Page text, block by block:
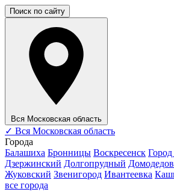
Поиск по сайту
Вся Московская область
✓ Вся Московская область
Города
Балашиха Бронницы Воскресенск
Дзержинский Долгопрудный
Жуковский Звенигород Ивантеевка
все города